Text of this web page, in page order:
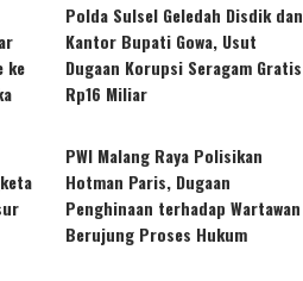
ke
Polda Sulsel Geledah Disdik dan
Kantor Bupati Gowa, Usut
Dugaan Korupsi Seragam Gratis
Rp16 Miliar
PWI Malang Raya Polisikan
Hotman Paris, Dugaan
Penghinaan terhadap Wartawan
Berujung Proses Hukum